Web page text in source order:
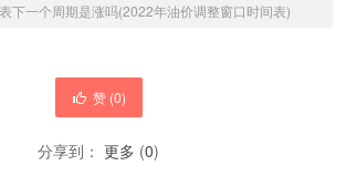
下一个周期是涨吗(2022年油价调整窗口时间表)
赞 (0)
分享到： 更多 (0)